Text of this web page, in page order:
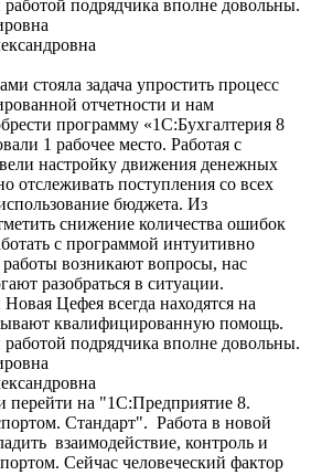
подрядчика вполне довольны.
стояла задача упростить процесс
отчетности и нам
программу «1С:Бухгалтерия 8
1 рабочее место. Работая с
настройку движения денежных
отслеживать поступления со всех
бюджета. Из
снижение количества ошибок
с программой интуитивно
работы возникают вопросы, нас
разобраться в ситуации.
Цефея всегда находятся на
квалифицированную помощь.
подрядчика вполне довольны.
на "1С:Предприятие 8.
Стандарт". Работа в новой
взаимодействие, контроль и
Сейчас человеческий фактор